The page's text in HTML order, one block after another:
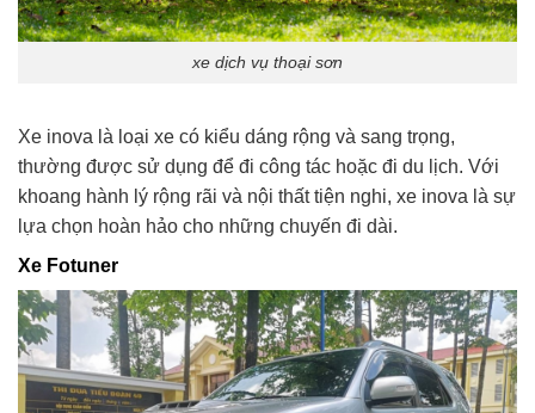
xe dịch vụ thoại sơn
Xe inova là loại xe có kiểu dáng rộng và sang trọng,
thường được sử dụng để đi công tác hoặc đi du lịch. Với
khoang hành lý rộng rãi và nội thất tiện nghi, xe inova là sự
lựa chọn hoàn hảo cho những chuyến đi dài.
Xe Fotuner